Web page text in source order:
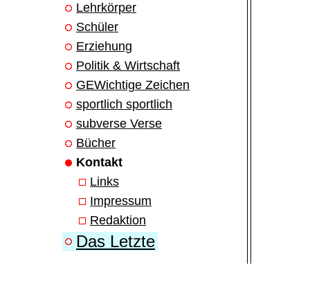
Lehrkörper
Schüler
Erziehung
Politik & Wirtschaft
GEWichtige Zeichen
sportlich sportlich
subverse Verse
Bücher
Kontakt
Links
Impressum
Redaktion
Das Letzte